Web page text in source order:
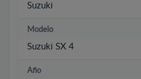
Suzuki
Modelo
Suzuki SX 4
Año